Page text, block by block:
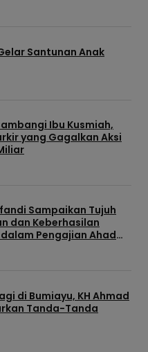
Santunan Anak
Ibu Kusmiah,
yang Gagalkan Aksi
Sampaikan Tujuh
dan Keberhasilan
Pengajian Ahad
di Bumiayu, KH Ahmad
Tanda-Tanda